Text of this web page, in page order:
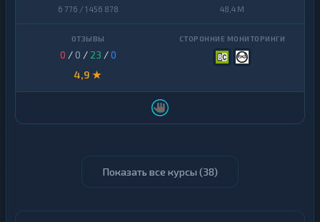
6 776 / 1 456 878 48,4 M
0 / 0 / 23 /0
4,9 ★
Показать все курсы (38)